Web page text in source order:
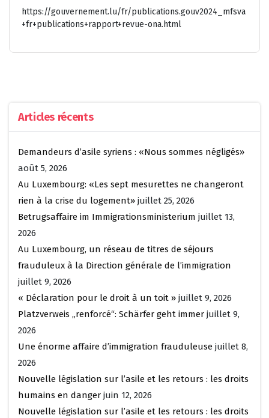
https://gouvernement.lu/fr/publications.gouv2024_mfsva
+fr+publications+rapport+revue-ona.html
Articles récents
Demandeurs d’asile syriens : «Nous sommes négligés»
août 5, 2026
Au Luxembourg: «Les sept mesurettes ne changeront
rien à la crise du logement» juillet 25, 2026
Betrugsaffaire im Immigrationsministerium juillet 13,
2026
Au Luxembourg, un réseau de titres de séjours
frauduleux à la Direction générale de l’immigration
juillet 9, 2026
« Déclaration pour le droit à un toit » juillet 9, 2026
Platzverweis „renforcé“: Schärfer geht immer juillet 9,
2026
Une énorme affaire d’immigration frauduleuse juillet 8,
2026
Nouvelle législation sur l’asile et les retours : les droits
humains en danger juin 12, 2026
Nouvelle législation sur l’asile et les retours : les droits